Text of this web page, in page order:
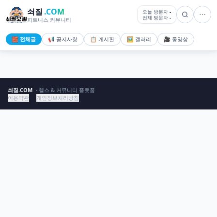
쇠질 .COM
피트니스 커뮤니티
오늘 방문자 -
전체 방문자 -
🧱 전체글 📢 공지사항 📋 게시판 🖼️ 갤러리 🎥 동영상
쇠질.COM · 헬스 & 커뮤니티 플랫폼
이용약관
개인정보처리방침